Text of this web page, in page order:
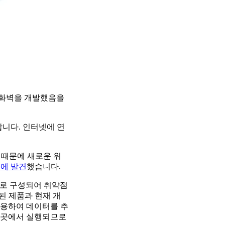
벽을 개발했음을
다. 인터넷에 연
문에 새로운 위
발견 했습니다.
구성되어 취약점
제품과 현재 개
하여 데이터를 추
에서 실행되므로